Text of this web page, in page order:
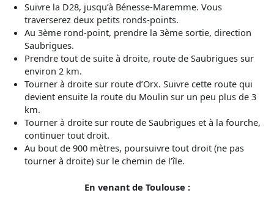
Suivre la D28, jusqu’à Bénesse-Maremme. Vous
traverserez deux petits ronds-points.
Au 3ème rond-point, prendre la 3ème sortie, direction
Saubrigues.
Prendre tout de suite à droite, route de Saubrigues sur
environ 2 km.
Tourner à droite sur route d’Orx. Suivre cette route qui
devient ensuite la route du Moulin sur un peu plus de 3
km.
Tourner à droite sur route de Saubrigues et à la fourche,
continuer tout droit.
Au bout de 900 mètres, poursuivre tout droit (ne pas
tourner à droite) sur le chemin de l’île.
En venant de Toulouse :